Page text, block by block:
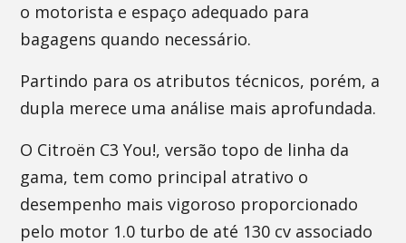
o motorista e espaço adequado para
bagagens quando necessário.
Partindo para os atributos técnicos, porém, a
dupla merece uma análise mais aprofundada.
O Citroën C3 You!, versão topo de linha da
gama, tem como principal atrativo o
desempenho mais vigoroso proporcionado
pelo motor 1.0 turbo de até 130 cv associado